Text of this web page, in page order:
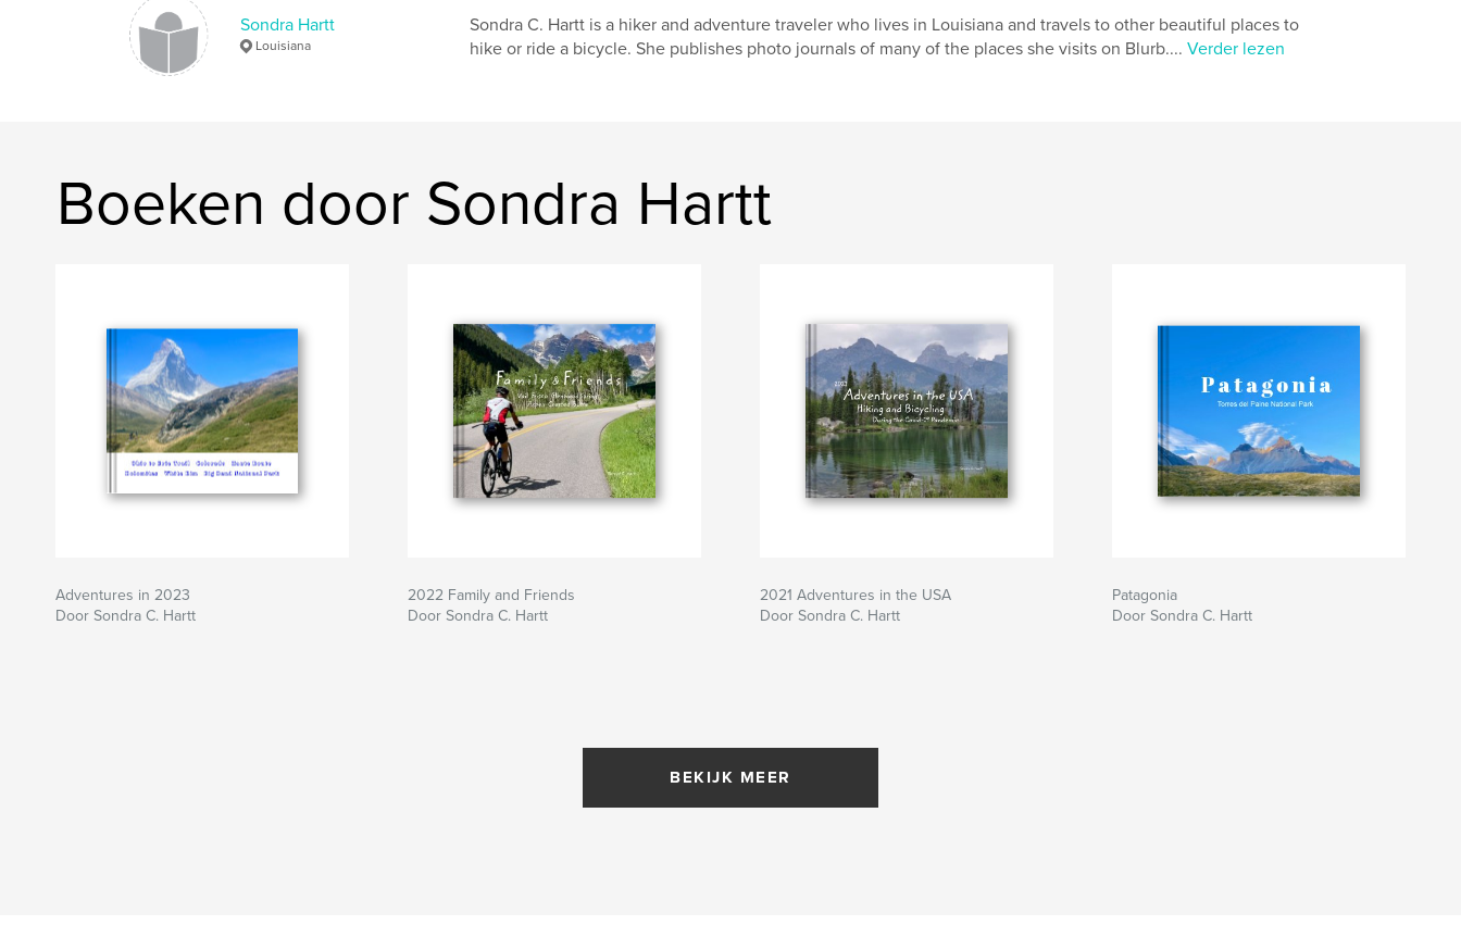
Sondra Hartt
Louisiana
Sondra C. Hartt is a hiker and adventure traveler who lives in Louisiana and travels to other beautiful places to
hike or ride a bicycle. She publishes photo journals of many of the places she visits on Blurb.... Verder lezen
Boeken door Sondra Hartt
Adventures in 2023
Door Sondra C. Hartt
2022 Family and Friends
Door Sondra C. Hartt
2021 Adventures in the USA
Door Sondra C. Hartt
Patagonia
Door Sondra C. Hartt
BEKIJK MEER